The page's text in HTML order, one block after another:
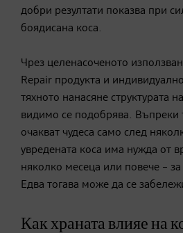
добри резултати показва при
боядисана коса.
Чрез целенасоченото
Repair продукта и
тяхното нанасяне структурата
видимо се подобрява. Въпреки
очакват чудеса само след
увредената коса има нужда от
няколко месеца или повече – за
Едва тогава може да се
Как храната влияе на